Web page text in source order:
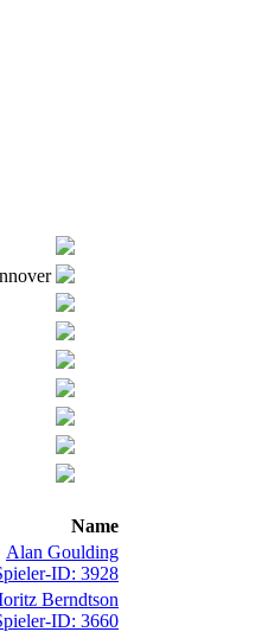
Name
Alan Goulding
ID: 3928
Berndtson
ID: 3660